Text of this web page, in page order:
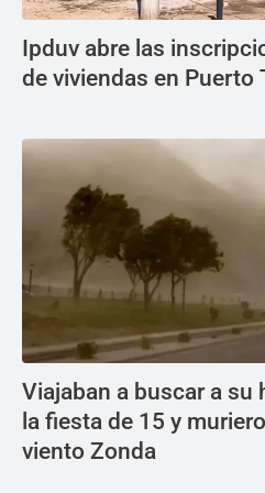
Ipduv abre las
de viviendas en Puerto
Viajaban a buscar a su
la fiesta de 15 y
viento Zonda